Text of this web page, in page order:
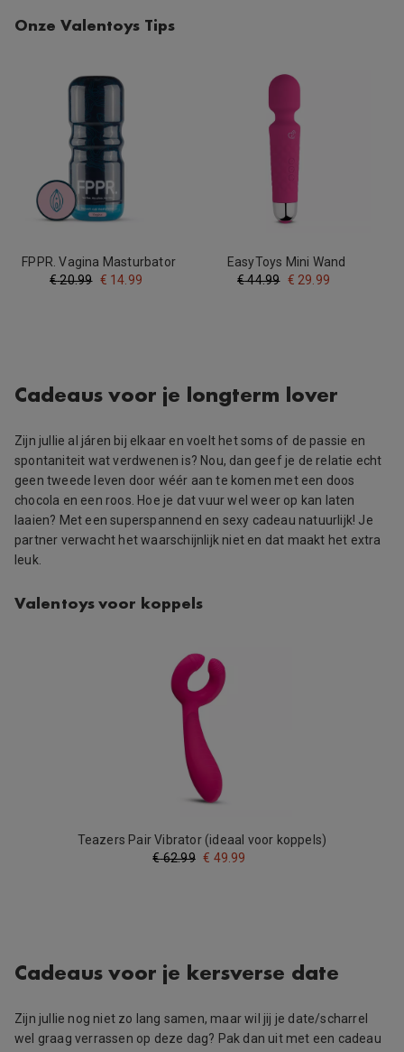
Onze Valentoys Tips
FPPR. Vagina Masturbator
€ 20.99 € 14.99
EasyToys Mini Wand
Vibrator - Roze
€ 44.99 € 29.99
Cadeaus voor je longterm lover
Zijn jullie al járen bij elkaar en voelt het soms of de passie en
spontaniteit wat verdwenen is? Nou, dan geef je de relatie echt
geen tweede leven door wéér aan te komen met een doos
chocola en een roos. Hoe je dat vuur wel weer op kan laten
laaien? Met een superspannend en sexy cadeau natuurlijk! Je
partner verwacht het waarschijnlijk niet en dat maakt het extra
leuk.
Valentoys voor koppels
Teazers Pair Vibrator (ideaal voor koppels)
€ 62.99 € 49.99
Cadeaus voor je kersverse date
Zijn jullie nog niet zo lang samen, maar wil jij je date/scharrel
wel graag verrassen op deze dag? Pak dan uit met een cadeau